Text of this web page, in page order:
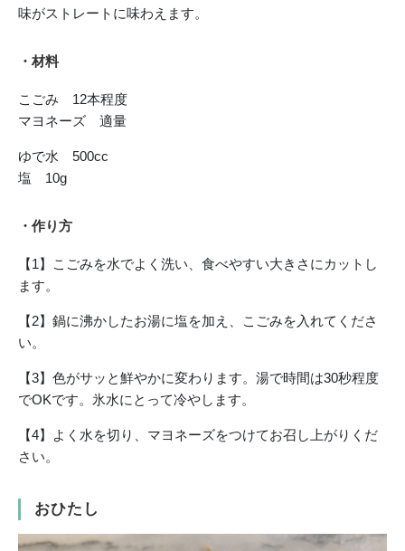
味がストレートに味わえます。
・材料
こごみ 12本程度
マヨネーズ 適量
ゆで水 500cc
塩 10g
・作り方
【1】こごみを水でよく洗い、食べやすい大きさにカットし
ます。
【2】鍋に沸かしたお湯に塩を加え、こごみを入れてくださ
い。
【3】色がサッと鮮やかに変わります。湯で時間は30秒程度
でOKです。氷水にとって冷やします。
【4】よく水を切り、マヨネーズをつけてお召し上がりくだ
さい。
おひたし